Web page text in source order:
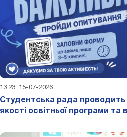
13:23, 15-07-2026
Студентська рада
якості освітньої програми та